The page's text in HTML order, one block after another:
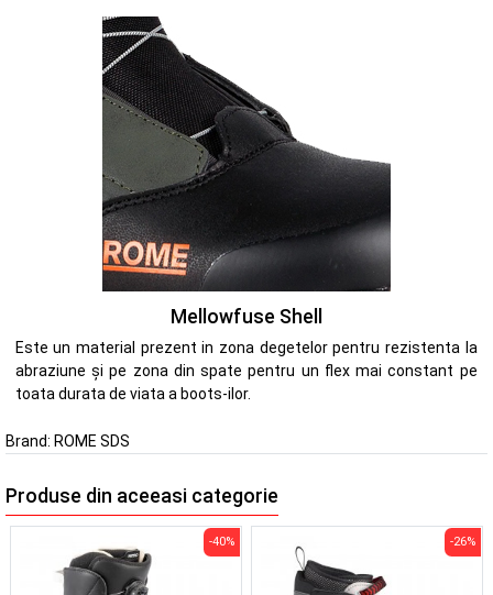
Mellowfuse Shell
Este un material prezent in zona degetelor pentru rezistenta la
abraziune și pe zona din spate pentru un flex mai constant pe
toata durata de viata a boots-ilor.
Brand: ROME SDS
Produse din aceeasi categorie
-40% -26%